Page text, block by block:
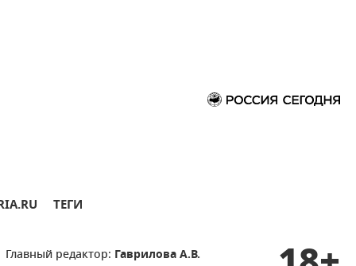
ТЕГИ
Главный редактор: Гаврилова А.В.